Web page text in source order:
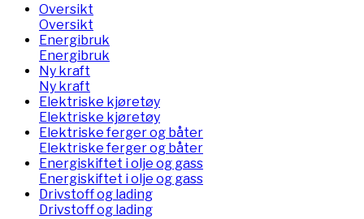
Oversikt
Oversikt
Energibruk
Energibruk
Ny kraft
Ny kraft
Elektriske kjøretøy
Elektriske kjøretøy
Elektriske ferger og båter
Elektriske ferger og båter
Energiskiftet i olje og gass
Energiskiftet i olje og gass
Drivstoff og lading
Drivstoff og lading